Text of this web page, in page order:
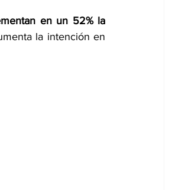
en un 52% la
la intención en